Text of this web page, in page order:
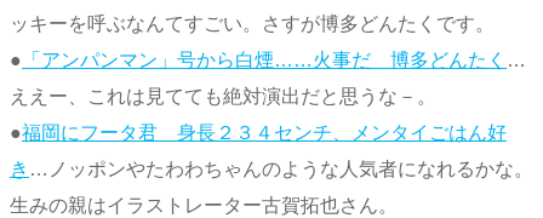
ッキーを呼ぶなんてすごい。さすが博多どんたくです。
● 「アンパンマン」号から白煙……火事だ 博多どんたく …
ええー、これは見てても絶対演出だと思うな－。
●福岡にフータ君 身長２３４センチ、メンタイごはん好
き …ノッポンやたわわちゃんのような人気者になれるかな。
生みの親はイラストレーター古賀拓也さん。